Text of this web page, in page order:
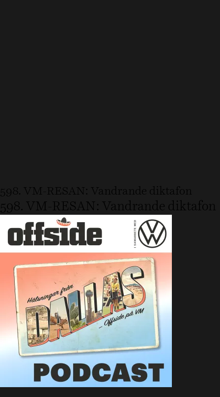
598. VM-RESAN: Vandrande diktafon
598. VM-RESAN: Vandrande diktafon